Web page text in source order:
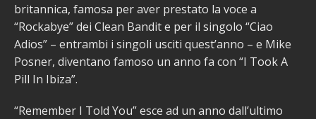
britannica, famosa per aver prestato la voce a
“Rockabye” dei Clean Bandit e per il singolo “Ciao
Adios” – entrambi i singoli usciti quest’anno – e Mike
Posner, diventano famoso un anno fa con “I Took A
Pill In Ibiza”.
“Remember I Told You” esce ad un anno dall’ultimo